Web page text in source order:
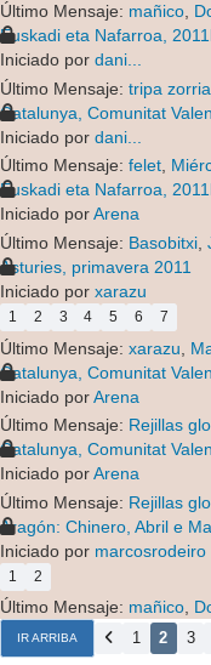
Último Mensaje: mañico,
Euskadi eta Nafarroa,
Iniciado por dani...
Último Mensaje: tripa
Catalunya, Comunitat
Iniciado por dani...
Último Mensaje: felet,
Euskadi eta Nafarroa,
Iniciado porArena
Último Mensaje: Basobitxi
Asturies, primavera 2011
Iniciado por xarazu
1 2 3 4 5 6 7
Último Mensaje: xarazu
Catalunya, Comunitat
Iniciado porArena
Último Mensaje: Rejillas
Catalunya, Comunitat
Iniciado porArena
Último Mensaje: Rejillas
Aragón: Chinero, Abril e
Iniciado por marcosrodeiro
1 2
Último Mensaje: mañico,
IR ARRIBA 1 2 3